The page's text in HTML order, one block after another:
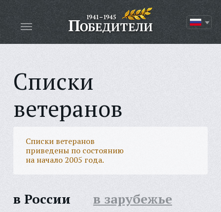
Списки
ветеранов
Списки ветеранов
приведены по состоянию
на начало 2005 года.
в России в зарубежье